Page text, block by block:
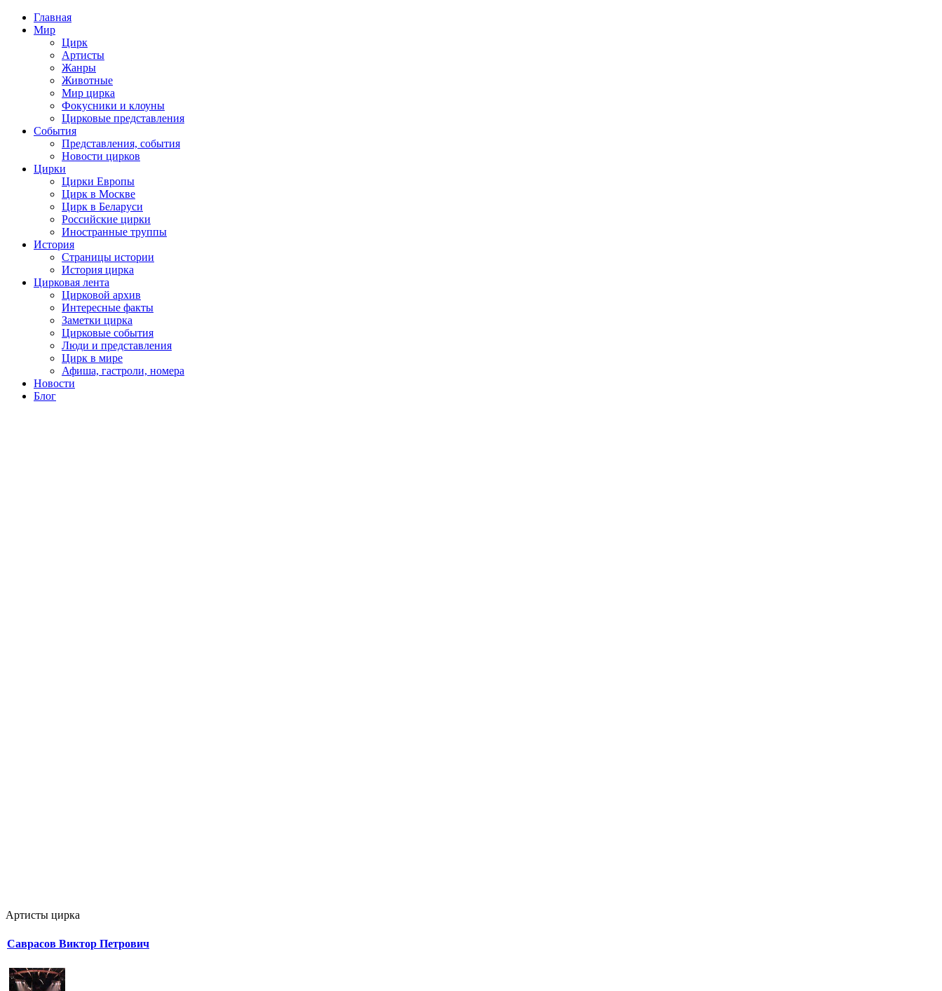
Главная
Мир
Цирк
Артисты
Жанры
Животные
Мир цирка
Фокусники и клоуны
Цирковые представления
События
Представления, события
Новости цирков
Цирки
Цирки Европы
Цирк в Москве
Цирк в Беларуси
Российские цирки
Иностранные труппы
История
Страницы истории
История цирка
Цирковая лента
Цирковой архив
Интересные факты
Заметки цирка
Цирковые события
Люди и представления
Цирк в мире
Афиша, гастроли, номера
Новости
Блог
Артисты цирка
Саврасов Виктор Петрович